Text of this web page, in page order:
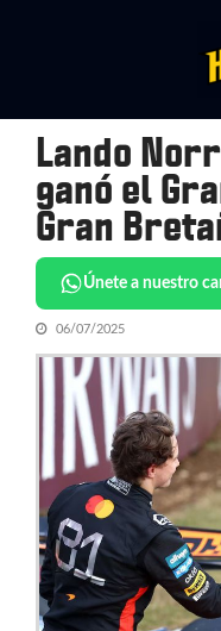
Lando
ganó el
Gran
Únete a nuestro
06/07/2025